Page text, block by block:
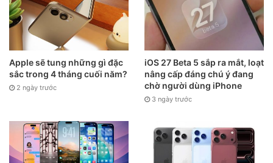
Apple sẽ tung những gì đặc
sắc trong 4 tháng cuối năm?
2 ngày trước
iOS 27 Beta 5 sắp ra mắt, loạt
nâng cấp đáng chú ý đang
chờ người dùng iPhone
3 ngày trước